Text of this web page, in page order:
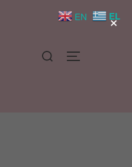
×
EN EL